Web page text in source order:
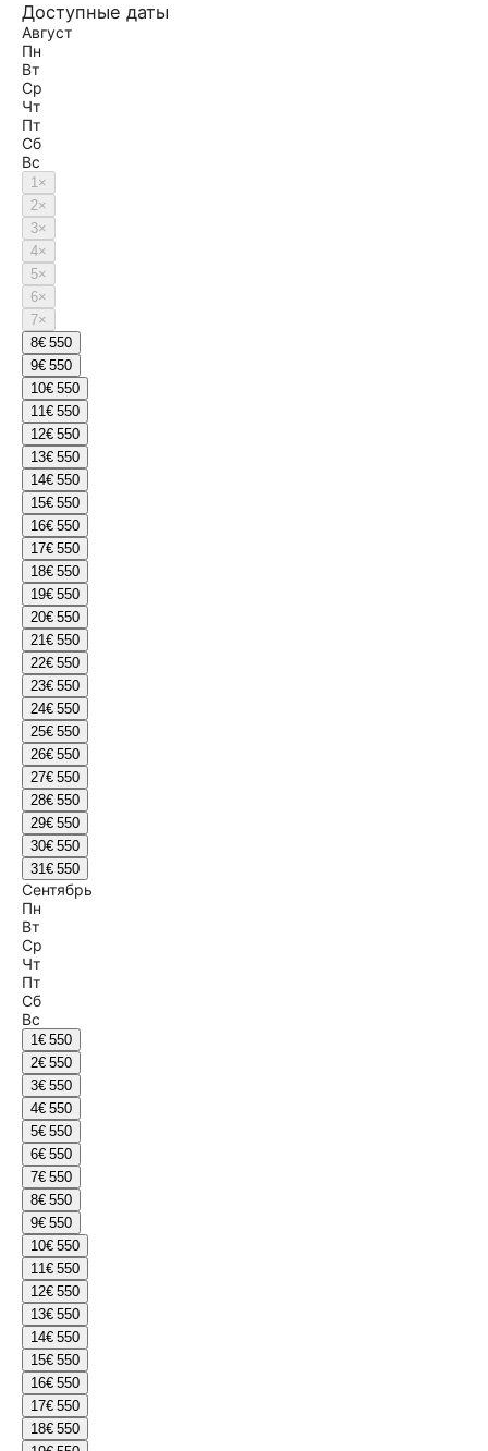
Доступные даты
Август
Пн
Вт
Ср
Чт
Пт
Сб
Вс
1×
2×
3×
4×
5×
6×
7×
8€ 550
9€ 550
10€ 550
11€ 550
12€ 550
13€ 550
14€ 550
15€ 550
16€ 550
17€ 550
18€ 550
19€ 550
20€ 550
21€ 550
22€ 550
23€ 550
24€ 550
25€ 550
26€ 550
27€ 550
28€ 550
29€ 550
30€ 550
31€ 550
Сентябрь
Пн
Вт
Ср
Чт
Пт
Сб
Вс
1€ 550
2€ 550
3€ 550
4€ 550
5€ 550
6€ 550
7€ 550
8€ 550
9€ 550
10€ 550
11€ 550
12€ 550
13€ 550
14€ 550
15€ 550
16€ 550
17€ 550
18€ 550